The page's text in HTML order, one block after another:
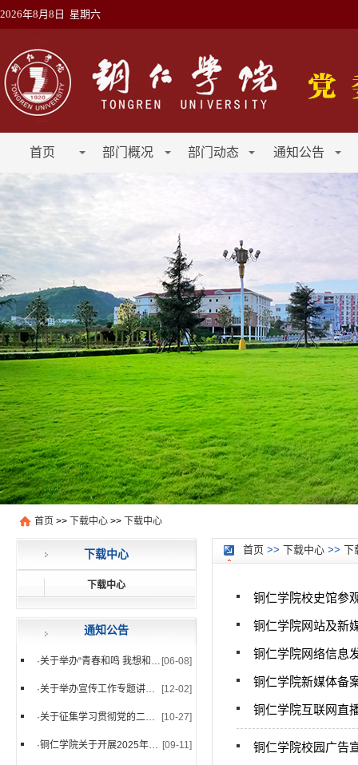
2026年8月8日 星期六
首页 部门概况 部门动态 通知公告
工作动态
首页 >> 下载中心 >> 下载中心
下载中心
下载中心
通知公告
[06-08]
·关于举办“青春和鸣 我想和你...
[12-02]
·关于举办宣传工作专题讲座的通知
[10-27]
·关于征集学习贯彻党的二十届...
[09-11]
·铜仁学院关于开展2025年国家...
首页 >> 下载中心 >> 下
铜仁学院校史馆参
铜仁学院网站及新
铜仁学院网络信息
铜仁学院新媒体备
铜仁学院互联网直
铜仁学院校园广告